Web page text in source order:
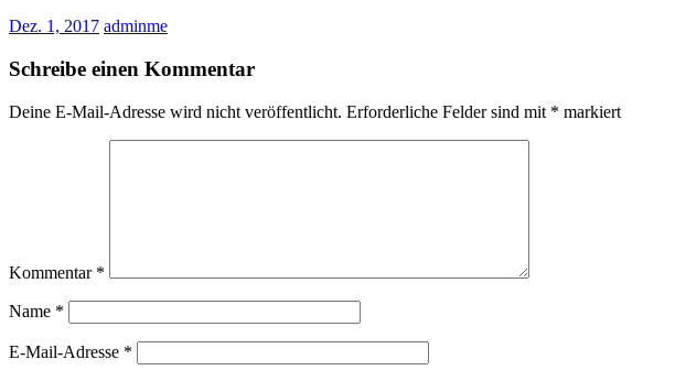
Dez. 1, 2017 adminme
Schreibe einen Kommentar
Deine E-Mail-Adresse wird nicht veröffentlicht. Erforderliche Felder sind mit * markiert
Kommentar *
Name *
E-Mail-Adresse *